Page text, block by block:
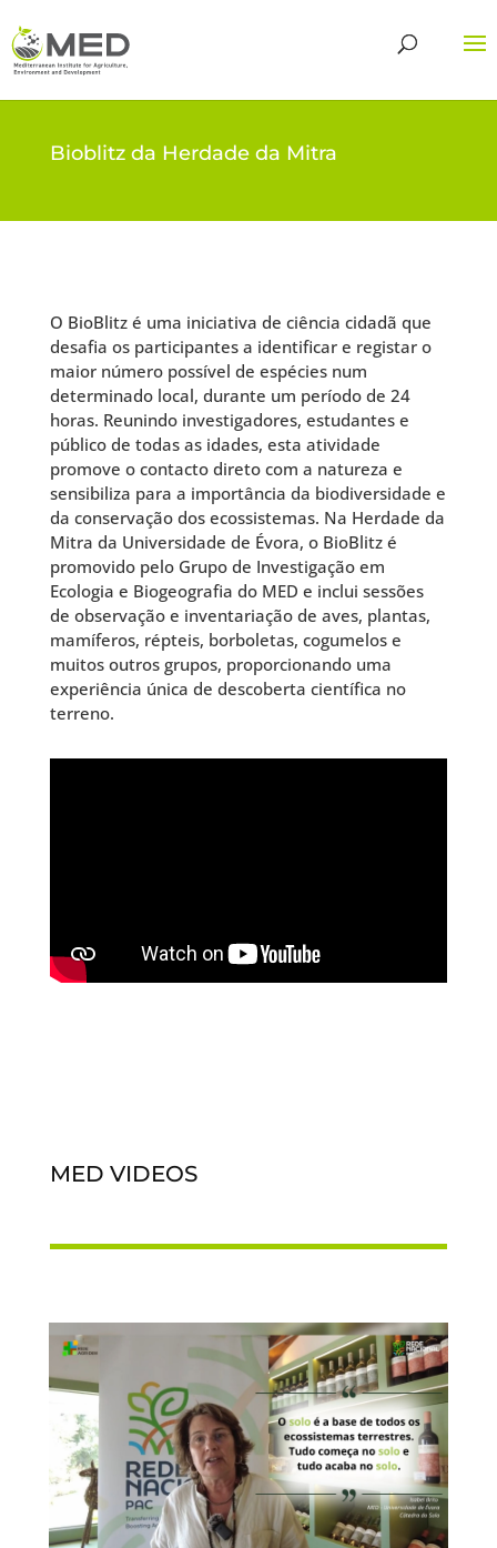
Bioblitz da Herdade da Mitra
O BioBlitz é uma iniciativa de ciência cidadã que
desafia os participantes a identificar e registar o
maior número possível de espécies num
determinado local, durante um período de 24
horas. Reunindo investigadores, estudantes e
público de todas as idades, esta atividade
promove o contacto direto com a natureza e
sensibiliza para a importância da biodiversidade e
da conservação dos ecossistemas. Na Herdade da
Mitra da Universidade de Évora, o BioBlitz é
promovido pelo Grupo de Investigação em
Ecologia e Biogeografia do MED e inclui sessões
de observação e inventariação de aves, plantas,
mamíferos, répteis, borboletas, cogumelos e
muitos outros grupos, proporcionando uma
experiência única de descoberta científica no
terreno.
MED VIDEOS